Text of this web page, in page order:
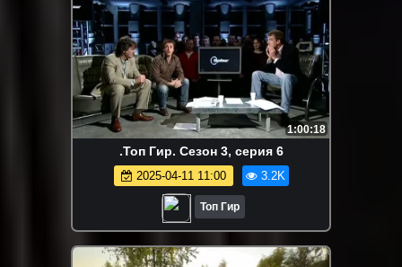
1:00:18
.Топ Гир. Сезон 3, серия 6
2025-04-11 11:00 3.2K
Топ Гир